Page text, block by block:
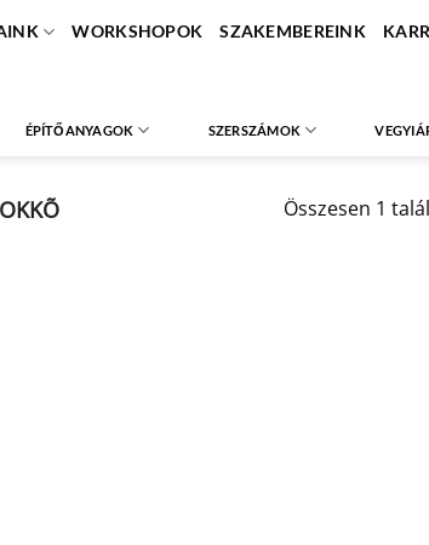
WORKSHOPOK SZAKEMBEREINK
ÉPÍTŐANYAGOK SZERSZÁMOK
Összesen 1